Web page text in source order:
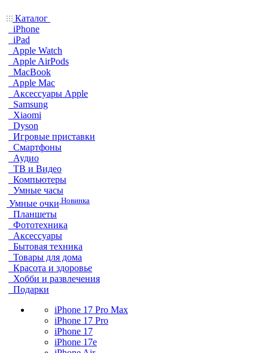
Каталог
iPhone
iPad
Apple Watch
Apple AirPods
MacBook
Apple Mac
Аксессуары Apple
Samsung
Xiaomi
Dyson
Игровые приставки
Смартфоны
Аудио
ТВ и Видео
Компьютеры
Умные часы
Умные очки Новинка
Планшеты
Фототехника
Аксессуары
Бытовая техника
Товары для дома
Красота и здоровье
Хобби и развлечения
Подарки
iPhone 17 Pro Max
iPhone 17 Pro
iPhone 17
iPhone 17e